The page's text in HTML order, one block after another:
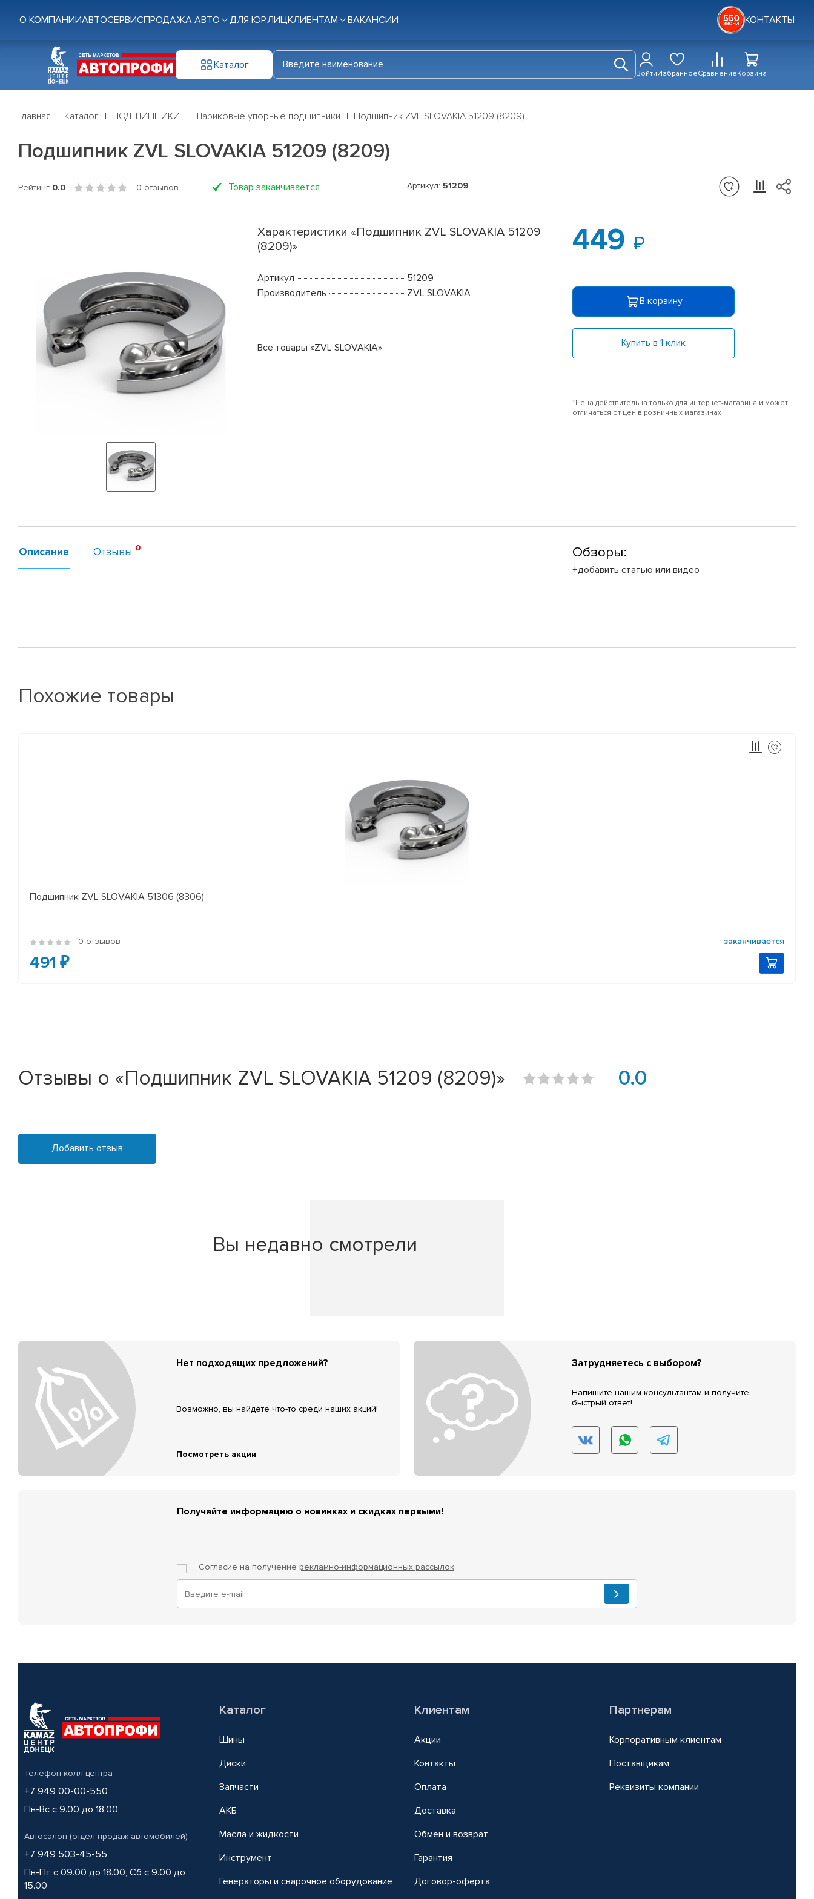
О КОМПАНИИАВТОСЕРВИСПРОДАЖА АВТО ДЛЯ ЮР.ЛИЦКЛИЕНТАМ ВАКАНСИИ КОНТАКТЫ
Каталог
ВойтиИзбранноеСравнениеКорзина
Главная Каталог ПОДШИПНИКИ Шариковые упорные подшипники Подшипник ZVL SLOVAKIA 51209 (8209)
Подшипник ZVL SLOVAKIA 51209 (8209)
Рейтинг 0.0 0 отзывов Товар заканчивается Артикул: 51209
Характеристики «Подшипник ZVL SLOVAKIA 51209
(8209)»
Артикул
51209
Производитель
ZVL SLOVAKIA
Все товары «ZVL SLOVAKIA»
449
В корзину
Купить в 1 клик
*Цена действительна только для интернет-магазина и может
отличаться от цен в розничных магазинах
Описание Отзывы Обзоры:
+добавить статью или видео
Похожие товары
Подшипник ZVL SLOVAKIA 51306 (8306)
0 отзывов заканчивается
491 ₽
Отзывы о «Подшипник ZVL SLOVAKIA 51209 (8209)» 0.0
Добавить отзыв
Вы недавно смотрели
Нет подходящих предложений?
Возможно, вы найдёте что-то среди наших акций!
Посмотреть акции
Затрудняетесь с выбором?
Напишите нашим консультантам и получите
быстрый ответ!
Получайте информацию о новинках и скидках первыми!
Согласие на получение рекламно-информационных рассылок
Телефон колл-центра
+7 949 00-00-550
Пн-Вс с 9.00 до 18.00
Автосалон (отдел продаж автомобилей)
+7 949 503-45-55
Пн-Пт с 09.00 до 18.00, Сб с 9.00 до
15.00
Каталог
Шины
Диски
Запчасти
АКБ
Масла и жидкости
Инструмент
Генераторы и сварочное оборудование
Клиентам
Акции
Контакты
Оплата
Доставка
Обмен и возврат
Гарантия
Договор-оферта
Партнерам
Корпоративным клиентам
Поставщикам
Реквизиты компании